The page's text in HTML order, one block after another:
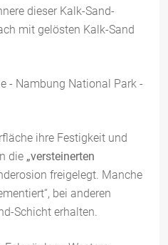
dieser Kalk-Sand-
mit gelösten Kalk-Sand
ihre Festigkeit und
die „versteinerten
freigelegt. Manche
bei anderen
Schicht erhalten.